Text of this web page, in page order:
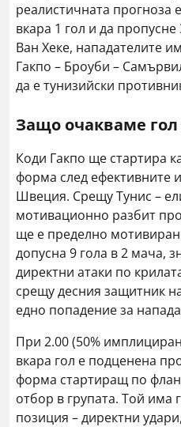
реалистичната прогноза
вкара 1 гол и да
Ван Хеке, нападателите
Гакпо – Броуби –
да е тунизийски
Защо очакваме гол
Коди Гакпо ще стартира
форма след ефективните
Швеция. Срещу Тунис –
мотивационно разбит
ще е пределно
допусна 9 гола в 2 мача,
директни атаки по
срещу десния защитник
едно попадение за
При 2.00 (50%
вкара гол е подценена
форма стартиращ по
отбор в групата. Той има
позиция – директни